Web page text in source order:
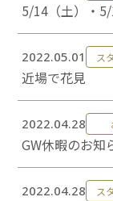
会社案内
リフォーム
5/14（土）・
す！
2022.05.01 ス
近場で花見
2022.04.28
GW休暇のお知
2022.04.28 ス